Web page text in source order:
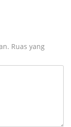
Ruas yang